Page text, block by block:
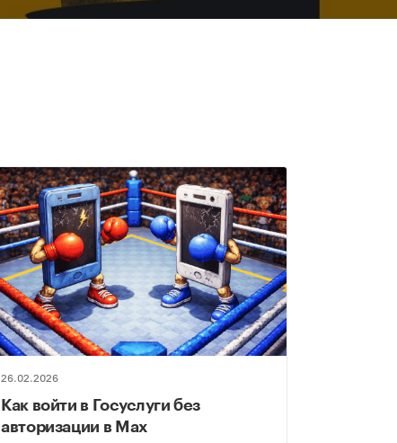
26.02.2026
Как войти в Госуслуги без
авторизации в Max